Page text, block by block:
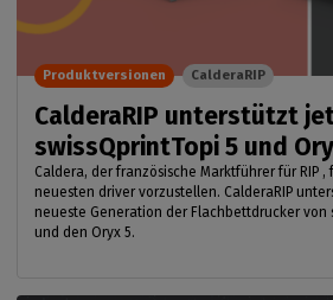
CalderaRIP unterstützt
swissQprintTopi 5 und
Caldera, der französische Marktführer für RIP
neuesten driver vorzustellen. CalderaRIP
neueste Generation der Flachbettdrucker von
und den Oryx 5.
Produktversionen CalderaRIP